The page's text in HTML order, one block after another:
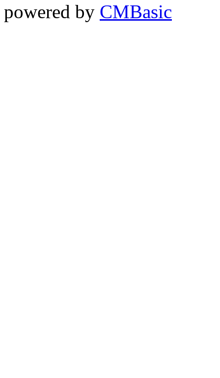
powered by CMBasic